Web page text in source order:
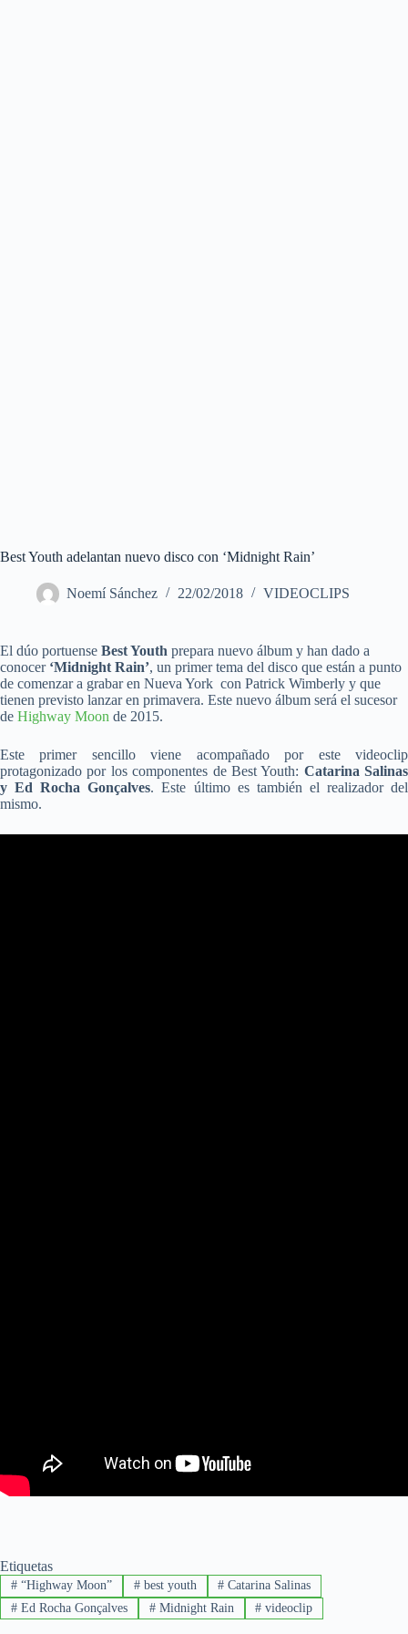
Best Youth adelantan nuevo disco con ‘Midnight Rain’
Noemí Sánchez 22/02/2018 VIDEOCLIPS
El dúo portuense Best Youth prepara nuevo álbum y han dado a
conocer ‘Midnight Rain’, un primer tema del disco que están a punto
de comenzar a grabar en Nueva York con Patrick Wimberly y que
tienen previsto lanzar en primavera. Este nuevo álbum será el sucesor
de Highway Moon de 2015.
Este primer sencillo viene acompañado por este videoclip
protagonizado por los componentes de Best Youth: Catarina Salinas
y Ed Rocha Gonçalves. Este último es también el realizador del
mismo.
Etiquetas
#“Highway Moon” #best youth # Catarina Salinas
#Ed Rocha Gonçalves #Midnight Rain # videoclip